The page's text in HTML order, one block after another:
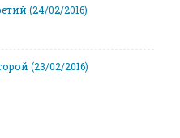
(24/02/2016)
(23/02/2016)